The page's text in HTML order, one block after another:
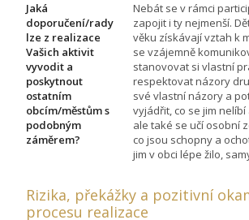
Jaká
doporučení/rady
lze z realizace
Vašich aktivit
vyvodit a
poskytnout
ostatním
obcím/městům s
podobným
záměrem?
Nebát se v rámci
zapojit i ty nejmenší.
věku získávají vztah k
se vzájemně
stanovovat si vlastní
respektovat názory
své vlastní názory a
vyjádřit, co se jim
ale také se učí osobní
co jsou schopny a
jim v obci lépe žilo,
Rizika, překážky a pozitivní
procesu realizace